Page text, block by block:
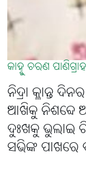
କାହ୍ନୁ ଚରଣ
ନିଦ୍ରା କ୍ଳାନ୍ତ
ଆଖିକୁ ନିଶବ୍ଦେ
ଦୁଃଖକୁ ଭୁଲାଇ
ସଭିଙ୍କ ପାଖରେ